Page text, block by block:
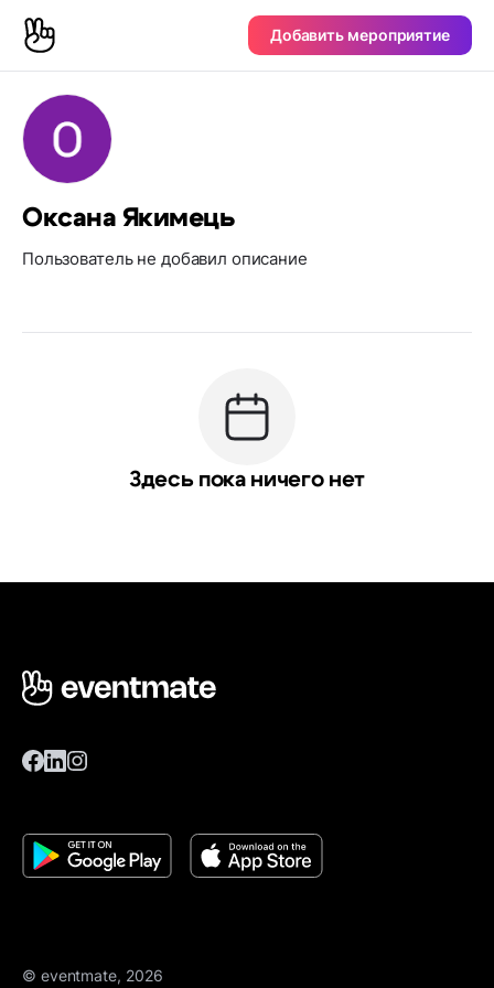
Добавить мероприятие
Оксана Якимець
Пользователь не добавил описание
Здесь пока ничего нет
© eventmate, 2026